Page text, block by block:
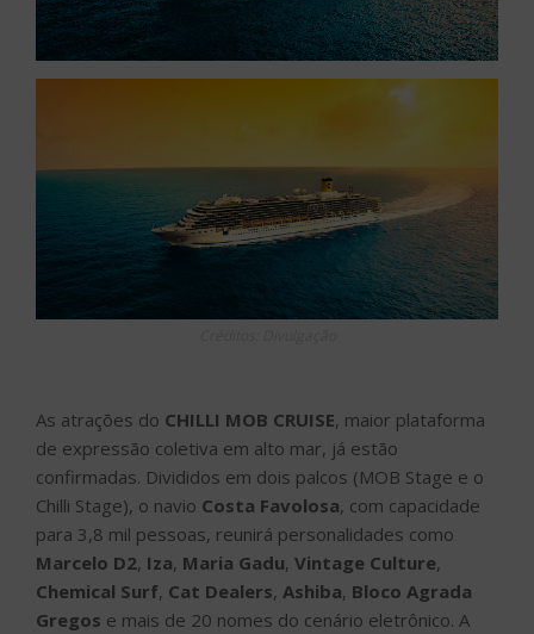
As atrações do CHILLI MOB CRUISE, maior plataforma
de expressão coletiva em alto mar, já estão
confirmadas. Divididos em dois palcos (MOB Stage e o
Chilli Stage), o navio Costa Favolosa, com capacidade
para 3,8 mil pessoas, reunirá personalidades como
Marcelo D2, Iza, Maria Gadu, Vintage Culture,
Chemical Surf, Cat Dealers, Ashiba, Bloco Agrada
Gregos e mais de 20 nomes do cenário eletrônico. A